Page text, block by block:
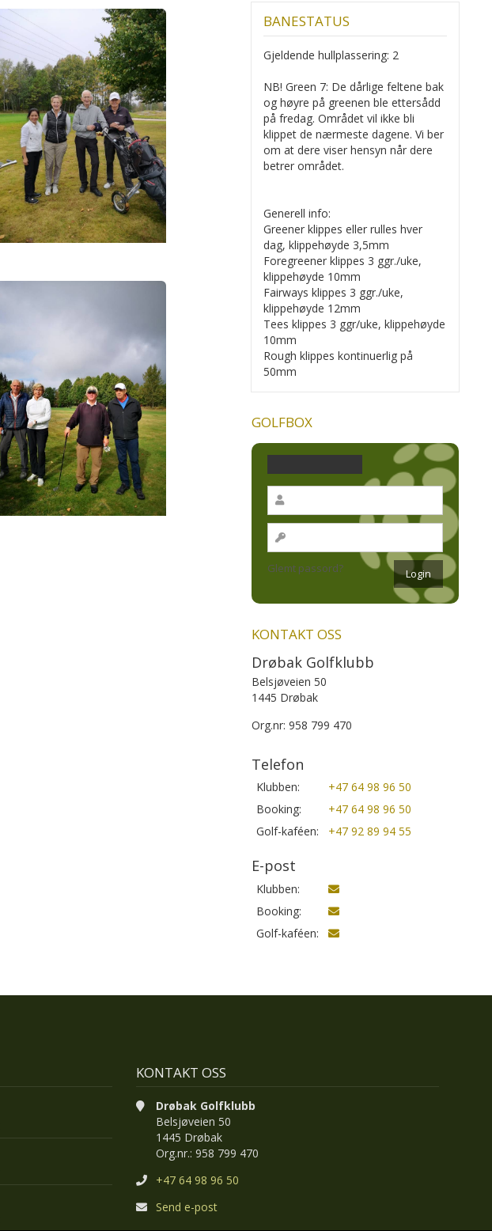
BANESTATUS
Gjeldende hullplassering: 2
NB! Green 7: De dårlige feltene bak
og høyre på greenen ble ettersådd
på fredag. Området vil ikke bli
klippet de nærmeste dagene. Vi ber
om at dere viser hensyn når dere
betrer området.
Generell info:
Greener klippes eller rulles hver
dag, klippehøyde 3,5mm
Foregreener klippes 3 ggr./uke,
klippehøyde 10mm
Fairways klippes 3 ggr./uke,
klippehøyde 12mm
Tees klippes 3 ggr/uke, klippehøyde
10mm
Rough klippes kontinuerlig på
50mm
GOLFBOX
Glemt passord?
KONTAKT OSS
Drøbak Golfklubb
Belsjøveien 50
1445 Drøbak
Org.nr: 958 799 470
Telefon
Klubben:
+47 64 98 96 50
Booking:
+47 64 98 96 50
Golf-kaféen:
+47 92 89 94 55
E-post
Klubben:
Booking:
Golf-kaféen:
KONTAKT OSS
Drøbak Golfklubb
Belsjøveien 50
1445 Drøbak
Org.nr.: 958 799 470
+47 64 98 96 50
Send e-post